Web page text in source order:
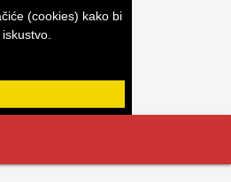
(cookies) kako bi